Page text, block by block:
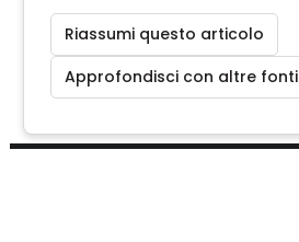
Riassumi questo articolo
Approfondisci con altre fonti